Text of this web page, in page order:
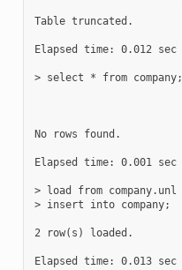
Table truncated.
Elapsed time: 0.012 sec
> select * from company;
No rows found.
Elapsed time: 0.001 sec
> load from company.unl
> insert into company;
2 row(s) loaded.
Elapsed time: 0.013 sec